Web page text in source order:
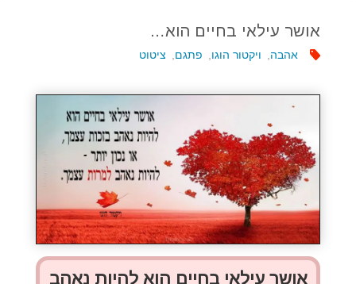
אושר עילאי בחיים הוא…
אהבה ויקטור הוגו פתגם ציטוט
אושר עילאי בחיים הוא להיות נאהב